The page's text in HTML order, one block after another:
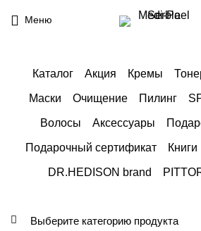
Меню
Выберите категорию продукта
Каталог Акция Кремы
Маски Очищение Пилинг
Волосы Аксессуары
Подарочный сертификат Книги
DR.HEDISON brand